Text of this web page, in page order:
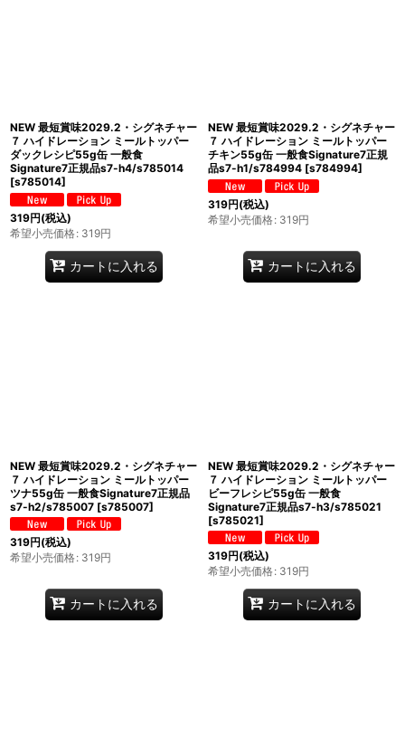
NEW 最短賞味2029.2・シグネチャー
７ ハイドレーション ミールトッパー
ダックレシピ55g缶 一般食
Signature7正規品s7-h4/s785014
[s785014]
319円(税込)
希望小売価格: 319円
カートに入れる
NEW 最短賞味2029.2・シグネチャー
７ ハイドレーション ミールトッパー
チキン55g缶 一般食Signature7正規
品s7-h1/s784994 [s784994]
319円(税込)
希望小売価格: 319円
カートに入れる
NEW 最短賞味2029.2・シグネチャー
７ ハイドレーション ミールトッパー
ツナ55g缶 一般食Signature7正規品
s7-h2/s785007 [s785007]
319円(税込)
希望小売価格: 319円
カートに入れる
NEW 最短賞味2029.2・シグネチャー
７ ハイドレーション ミールトッパー
ビーフレシピ55g缶 一般食
Signature7正規品s7-h3/s785021
[s785021]
319円(税込)
希望小売価格: 319円
カートに入れる